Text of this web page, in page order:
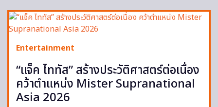
Entertainment
“แจ็ค ไททัส” สร้างประวัติศาสตร์ต่อเนื่อง
คว้าตำแหน่ง Mister Supranational
Asia 2026